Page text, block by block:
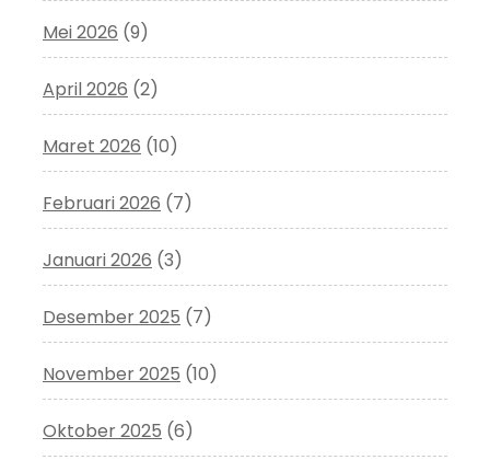
Mei 2026 (9)
April 2026 (2)
Maret 2026 (10)
Februari 2026 (7)
Januari 2026 (3)
Desember 2025 (7)
November 2025 (10)
Oktober 2025 (6)